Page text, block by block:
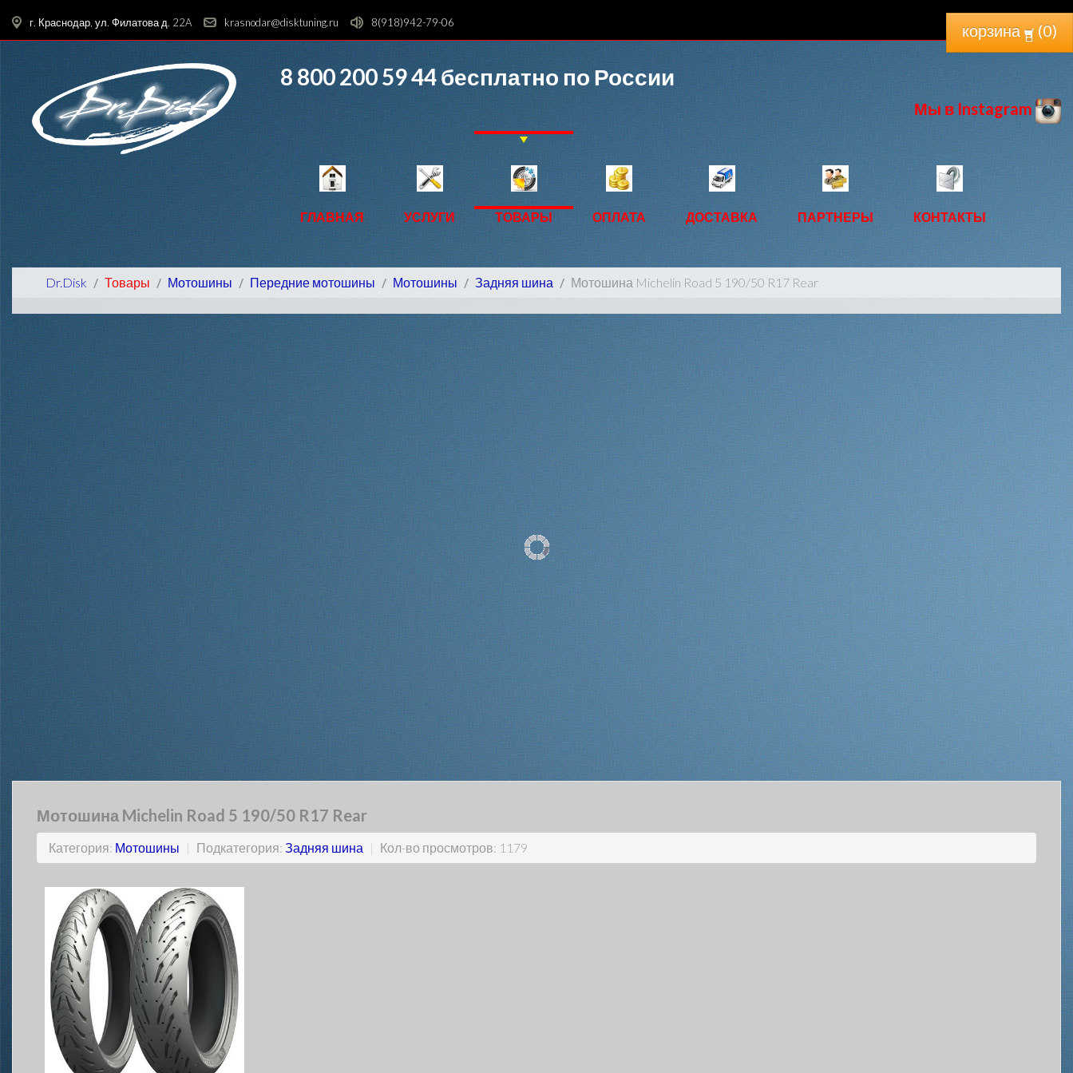
г. Краснодар, ул. Филатова д. 22A krasnodar@disktuning.ru 8(918)942-79-06 корзина (0)
8 800 200 59 44бесплатно по России
Мы в Instagram
ГЛАВНАЯ УСЛУГИ ТОВАРЫ ОПЛАТА ДОСТАВКА ПАРТНЕРЫ КОНТАКТЫ
Dr.Disk Товары Мотошины Передние мотошины Мотошины Задняя шина Мотошина Michelin Road 5 190/50 R17 Rear
Мотошина Michelin Road 5 190/50 R17 Rear
Категория: Мотошины | Подкатегория: Задняя шина | Кол-во просмотров: 1179